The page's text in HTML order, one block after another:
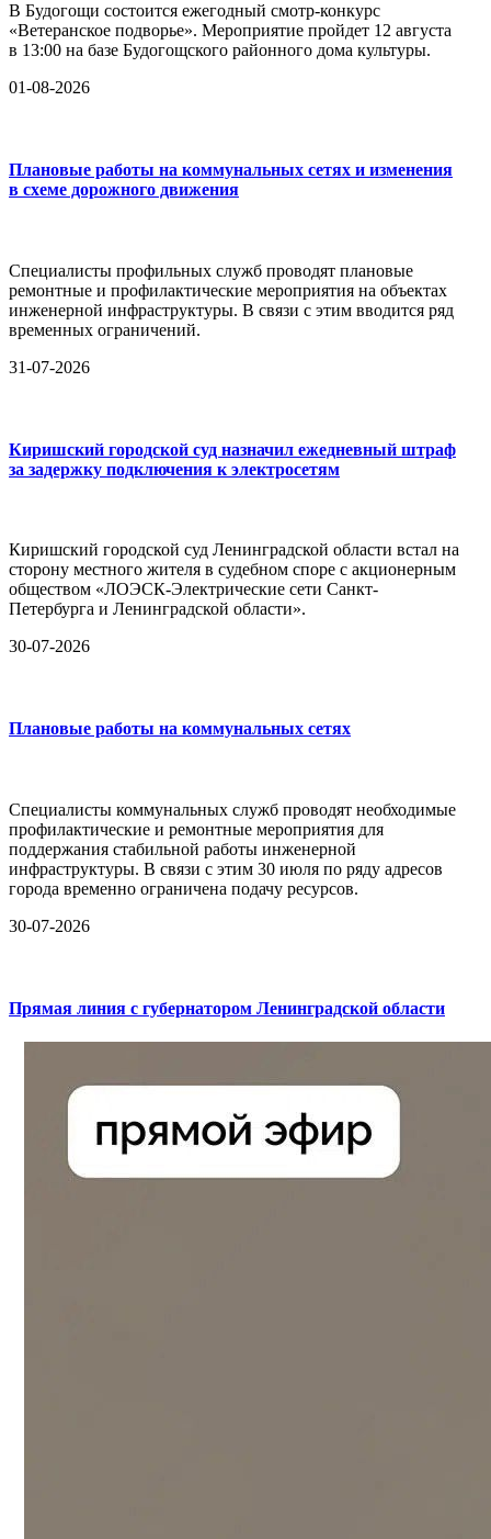
В Будогощи состоится ежегодный смотр-конкурс
«Ветеранское подворье». Мероприятие пройдет 12 августа
в 13:00 на базе Будогощского районного дома культуры.
01-08-2026
Плановые работы на коммунальных сетях и изменения
в схеме дорожного движения
Специалисты профильных служб проводят плановые
ремонтные и профилактические мероприятия на объектах
инженерной инфраструктуры. В связи с этим вводится ряд
временных ограничений.
31-07-2026
Киришский городской суд назначил ежедневный штраф
за задержку подключения к электросетям
Киришский городской суд Ленинградской области встал на
сторону местного жителя в судебном споре с акционерным
обществом «ЛОЭСК-Электрические сети Санкт-
Петербурга и Ленинградской области».
30-07-2026
Плановые работы на коммунальных сетях
Специалисты коммунальных служб проводят необходимые
профилактические и ремонтные мероприятия для
поддержания стабильной работы инженерной
инфраструктуры. В связи с этим 30 июля по ряду адресов
города временно ограничена подачу ресурсов.
30-07-2026
Прямая линия с губернатором Ленинградской области